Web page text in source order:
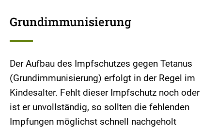
Grundimmunisierung
Der Aufbau des Impfschutzes gegen Tetanus
(Grundimmunisierung) erfolgt in der Regel im
Kindesalter. Fehlt dieser Impfschutz noch oder
ist er unvollständig, so sollten die fehlenden
Impfungen möglichst schnell nachgeholt